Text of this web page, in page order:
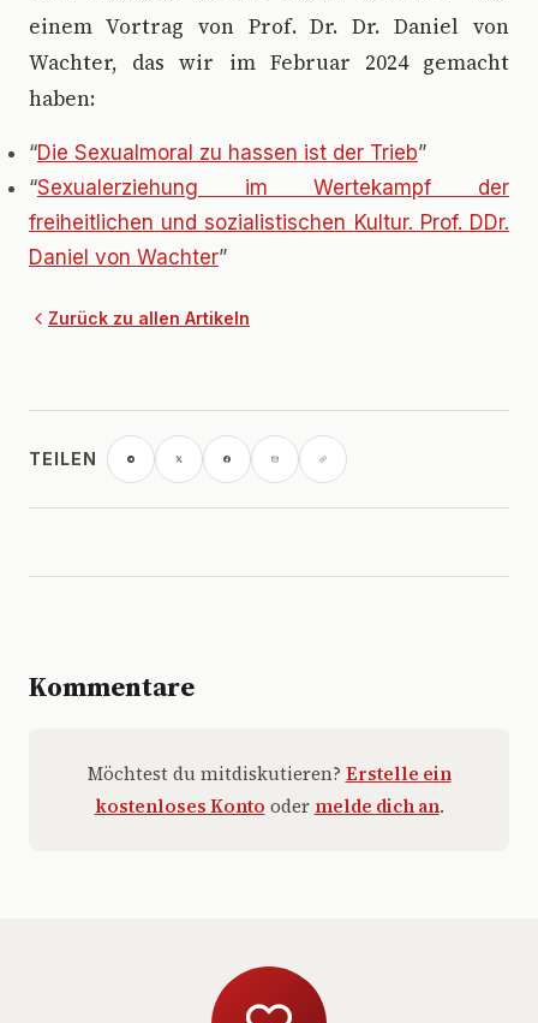
einem Vortrag von Prof. Dr. Dr. Daniel von
Wachter, das wir im Februar 2024 gemacht
haben:
“Die Sexualmoral zu hassen ist der Trieb”
“Sexualerziehung im Wertekampf der
freiheitlichen und sozialistischen Kultur. Prof. DDr.
Daniel von Wachter”
Zurück zu allen Artikeln
TEILEN
Kommentare
Möchtest du mitdiskutieren? Erstelle ein
kostenloses Konto oder melde dich an.